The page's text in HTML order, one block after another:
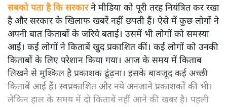
सबको पता है कि सरकारने मीडिया को पूरी तरह नियंत्रित कर रखा
है और सरकार के खिलाफ खबरें नहीं छपती हैं। ऐसे में कुछ लोगों ने
अपनी बात किताबों के जरिये बताई। उसमें भी लोगों को समस्या
आई। कई लोगों ने किताबें खुद प्रकाशित कीं। कई लोगों को उनकी
किताबों के लिए परेशान किया गया। आज के समय में किताब
लिखने से मुश्किल है प्रकाशक ढूंढ़ना। इसके बावजूद कई अच्छी
किताबें आई हैं। स्वप्रकाशित और नये अनजाने प्रकाशकों की भी।
लेकिन हाल के समय में दो किताबें नहीं आने की खबर है। पहली